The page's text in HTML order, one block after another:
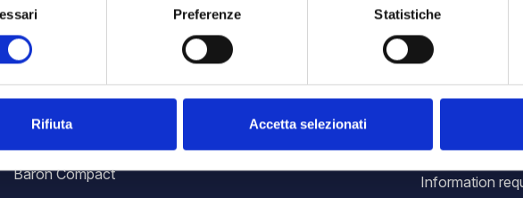
Preferenze Statistiche
Rifiuta Accetta selezionati
T-Loft
Magnum
Baron
Baron Compact
Cookie Policy
Privacy Policy
Cookie preferences
USER AND
Dealership
Information